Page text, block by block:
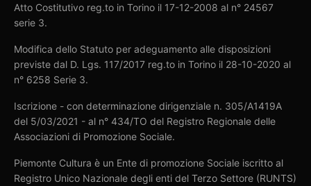
Atto Costitutivo reg.to in Torino il 17-12-2008 al n° 24567
serie 3.
Modifica dello Statuto per adeguamento alle disposizioni
previste dal D. Lgs. 117/2017 reg.to in Torino il 28-10-2020 al
n° 6258 Serie 3.
Iscrizione - con determinazione dirigenziale n. 305/A1419A
del 5/03/2021 - al n° 434/TO del Registro Regionale delle
Associazioni di Promozione Sociale.
Piemonte Cultura è un Ente di promozione Sociale iscritto al
Registro Unico Nazionale degli enti del Terzo Settore (RUNTS)